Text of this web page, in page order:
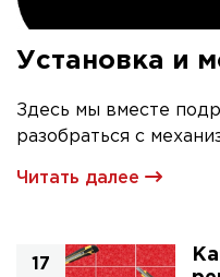
Установка и
Здесь мы вместе
разобраться с
Читать далее
17